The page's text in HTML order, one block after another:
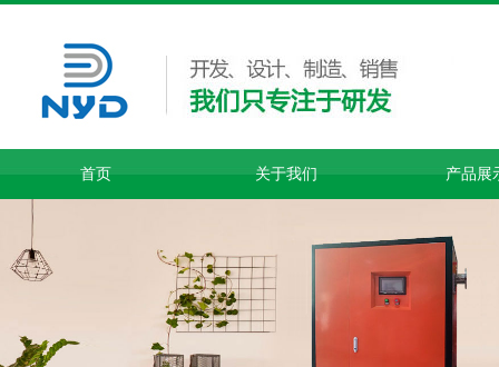
首页 关于我们 产品展